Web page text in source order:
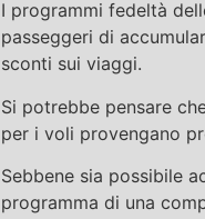
I programmi fedeltà
passeggeri di
sconti sui viaggi.
Si potrebbe pensare
per i voli provengano
Sebbene sia possibile
programma di una